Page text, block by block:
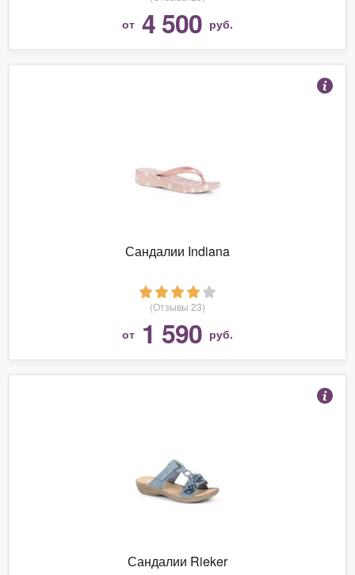
от 4 500 руб.
Сандалии Indiana
(Отзывы 23)
от 1 590 руб.
Сандалии Rieker